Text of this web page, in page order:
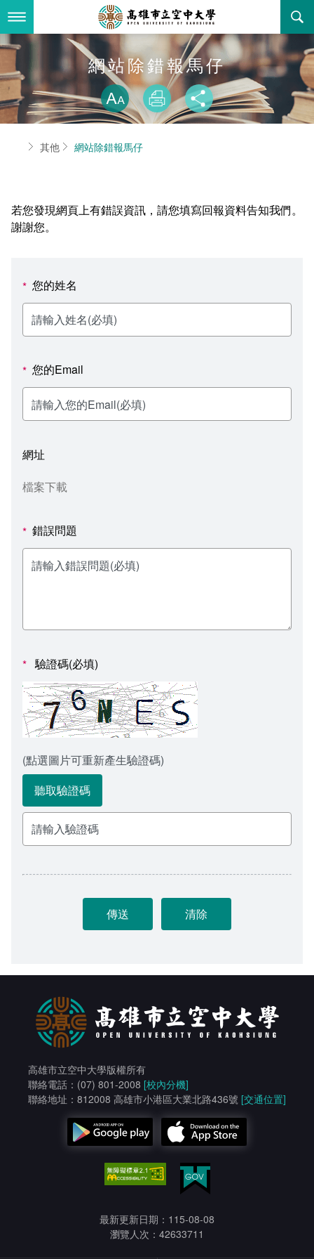
到
要
內最新消息
全部公告
教務公告
學系公告
活動研習
歷史訊息
新聞媒體專區
校園行事曆
報名系統
線上報名查詢
關於本校
空大簡介
立案證明
空大有利的學習條件
環境設備
本校位置
資訊圖像化專區
活動花絮
影音資訊
行政單位
行政單位簡介
校長室
教務處課務組
學習指導中心
輔導處
研發處
秘書處出納組
秘書處文書組
教學媒體處
電算中心
人事室
學術單位
通識教育中心
法律學系
大眾傳播學系
外國語文學系
文化藝術學系
健康管理與促進學系
其他好站
資訊相關法規
校務資訊
新生報名
在學資訊
校務系統
課程大綱
網路選課
校園行事曆
校內系統
資訊服務線上報修系統
消耗品申請
教室‧會議室預約系統
線上報修最新消息
問卷調查
法令規章
政府公開資訊
常見問答
意見信箱
各單位意見信箱
諮詢信箱進度查詢
影音資訊
網站除錯報馬仔
略過字型切
放大
列印 分享
首頁其他 網站除錯報馬仔
若您發現網頁上有錯誤資訊，請您填寫回報資料告知我們。
謝謝您。
* 您的姓名
* 您的Email
網址
檔案下載
* 錯誤問題
* 驗證碼(必填)
(點選圖片可重新產生驗證碼)
聽取驗證碼
高雄市立空中大學版權所有
聯絡電話：(07) 801-2008 [校內分機]
聯絡地址：812008 高雄市小港區大業北路436號 [交通位置]
最新更新日期：115-08-08
瀏覽人次：42633711